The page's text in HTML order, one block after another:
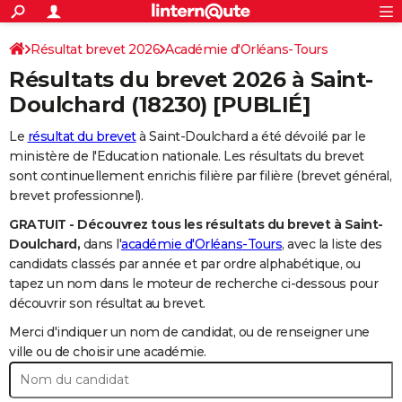
ACTUALITÉS
Politique
Société
Faits Divers
Education
Monde
Villes
+
SPORT
Coupe du monde 2026
Football
Tennis
Cyclisme
Rugby
Forum
CULTURE
FINANCE
Retraite
Impôts
Epargne
Immobilier
Risques naturels par ville
Banque
Assurance
Crédit
Essais
Réserver un essai
Citadines
Berlines
SUV
Forum auto
+
HIGH-TECH
Mobiles
Meilleur smartphone
Internet
Ordinateurs
Jeux vidéo
Guide high-tech
BRICOLAGE
Forum
Aménagement intérieur
Extérieur
Cuisine
Salle de bains
Jardinage
Rangement
+
Guides de France
Escapades
Patrimoine
Expositions
Musées
Week-end nature
+
Art de vivre
Bien-être
Loisirs
Mode
Modes de vie
+ SANTE
Alimentation
Guide de la santé
Maladies
Médicaments
Sommeil
VOYAGE
Rechercher
S'inscrire
Connexion
Résultat brevet 2026 Académie d'Orléans-Tours
Résultats du brevet 2026 à Saint-
Doulchard (18230) [PUBLIÉ]
Le résultat du brevetà Saint-Doulchard a été dévoilé par le
ministère de l'Education nationale. Les résultats du brevet
sont continuellement enrichis filière par filière (brevet général,
brevet professionnel).
GRATUIT - Découvrez tous les résultats du brevet à Saint-
Doulchard, dans l'académie d'Orléans-Tours, avec la liste des
candidats classés par année et par ordre alphabétique, ou
tapez un nom dans le moteur de recherche ci-dessous pour
découvrir son résultat au brevet.
Merci d'indiquer un nom de candidat, ou de renseigner une
ville ou de choisir une académie.